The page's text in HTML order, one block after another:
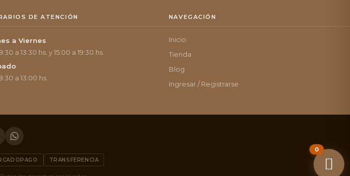
DE ATENCIÓN
a Viernes
a 13:30 hs. y 15:00 a 19:30 hs.
a 13:00 hs.
NAVEGACIÓN
Inicio
Tienda
Blog
Ingresar / Registrarse
TRANSFERENCIA
0